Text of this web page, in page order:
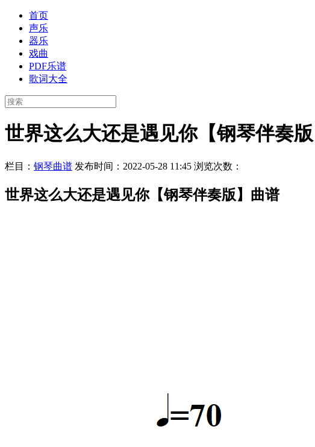
首页
声乐
器乐
戏曲
PDF乐谱
歌词大全
世界这么大还是遇见你【钢琴伴奏版
栏目： 钢琴曲谱 发布时间：2022-05-28 11:45 浏览次数：
世界这么大还是遇见你【钢琴伴奏版】曲谱